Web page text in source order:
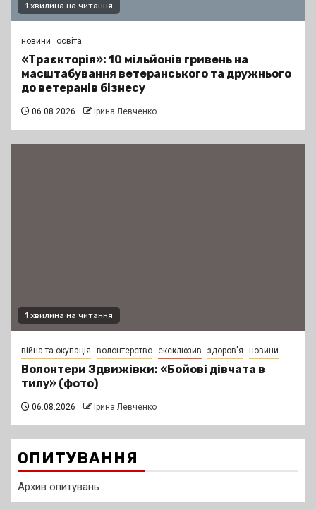
1 хвилина на читання
новини освіта
«Траєкторія»: 10 мільйонів гривень на
масштабування ветеранського та дружнього
до ветеранів бізнесу
06.08.2026 Ірина Левченко
1 хвилина на читання
війна та окупація волонтерство ексклюзив здоров'я новини
Волонтери Здвижівки: «Бойові дівчата в
тилу» (фото)
06.08.2026 Ірина Левченко
ОПИТУВАННЯ
Архив опитувань